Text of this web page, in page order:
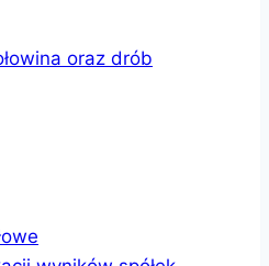
oraz drób